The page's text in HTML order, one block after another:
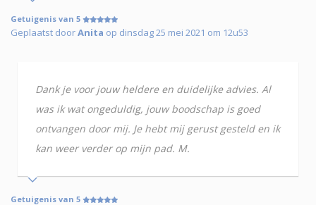
Getuigenis van 5
Geplaatst doorAnita op dinsdag 25 mei 2021 om 12u53
Dank je voor jouw heldere en duidelijke advies. Al
was ik wat ongeduldig, jouw boodschap is goed
ontvangen door mij. Je hebt mij gerust gesteld en ik
kan weer verder op mijn pad. M.
Getuigenis van 5